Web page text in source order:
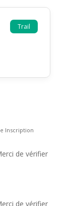
Trail
Inscription
de vérifier
de vérifier